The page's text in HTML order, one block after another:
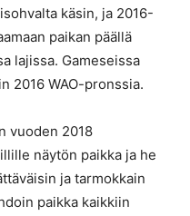
käsin, ja 2016-
paikan päällä
lajissa. Gameseissa
2016 WAO-pronssia.
vuoden 2018
näytön paikka ja he
ja tarmokkain
paikka kaikkiin